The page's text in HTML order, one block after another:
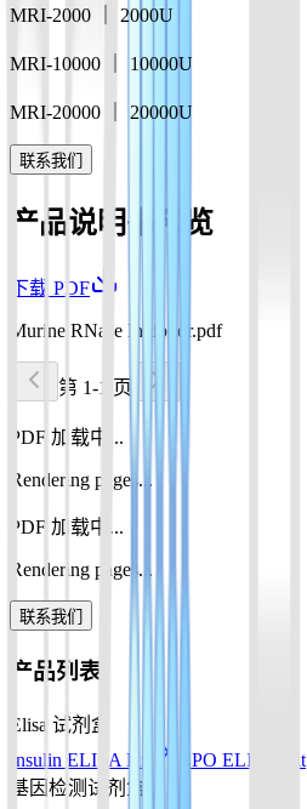
MRI-2000 ｜ 2000U
MRI-10000 ｜ 10000U
MRI-20000 ｜ 20000U
联系我们
产品说明书预览
下载 PDF
Murine RNase Inhibitor.pdf
第 1-1 页
PDF 加载中...
Rendering pages...
PDF 加载中...
Rendering pages...
联系我们
产品列表
Elisa 试剂盒
Insulin ELISA Kit
EPO ELISA Kit
基因检测试剂盒